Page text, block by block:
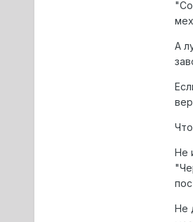
А
Не
Не